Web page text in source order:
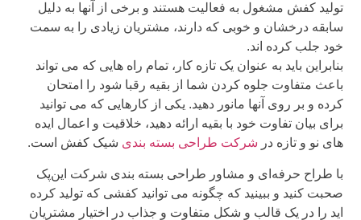
کفش مشغول به فعالیت هستند و برخی از آنها به دلیل
درخشان و خوبی که دارند، مشتریان زیادی را به سمت
جلب کرده اند.
باید به عنوان یک تازه کار، تمام راه هایی که می تواند
متفاوت جلوه کردن شما از بقیه رقبا شود را امتحان
و بر روی آنها مانور دهید. یکی از کارهایی که می توانید
بیان تفاوت خود با بقیه ارائه دهید، خلاقیت و اعمال ایده
نو و تازه درشرکت طراحی بسته بندی شیک کفش است.
طراح حرفه‌ای و مشاور طراحی بسته بندی شرکت این‌پک
کنید و ببینید که چگونه می توانید کفشی که تولید کرده
را در یک قالب و شکل متفاوت و جذاب در اختیار مشتریان